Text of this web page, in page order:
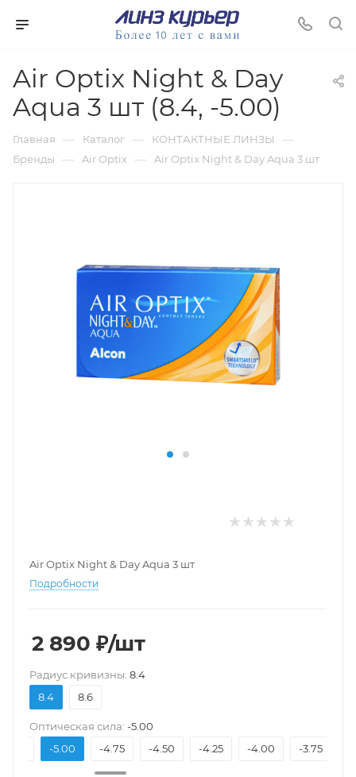
Air Optix Night & Day
Aqua 3 шт (8.4, -5.00)
Главная — Каталог — КОНТАКТНЫЕ ЛИНЗЫ —
Бренды — Air Optix — Air Optix Night & Day Aqua 3 шт
Air Optix Night & Day Aqua 3 шт
Подробности
2 890 ₽/шт
Pадиус кривизны: 8.4
8.4
8.6
Оптическая сила: -5.00
-5.00 -4.75 -4.50 -4.25 -4.00 -3.75